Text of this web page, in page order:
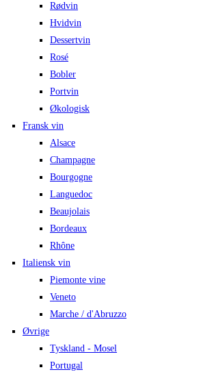
Rødvin
Hvidvin
Dessertvin
Rosé
Bobler
Portvin
Økologisk
Fransk vin
Alsace
Champagne
Bourgogne
Languedoc
Beaujolais
Bordeaux
Rhône
Italiensk vin
Piemonte vine
Veneto
Marche / d'Abruzzo
Øvrige
Tyskland - Mosel
Portugal